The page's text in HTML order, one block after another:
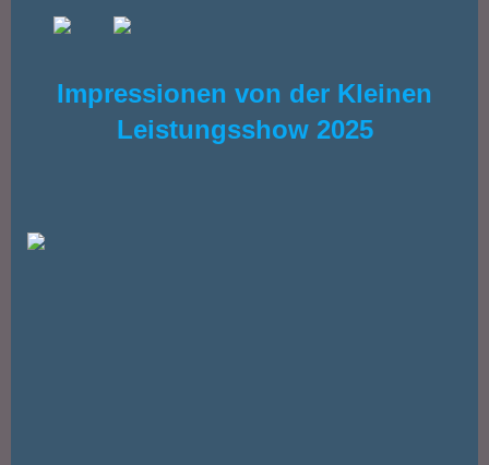
Impressionen von der Kleinen
Leistungsshow 2025